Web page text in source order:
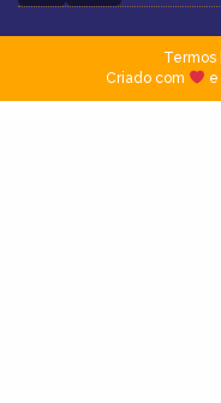
Termos|
Criado com
e